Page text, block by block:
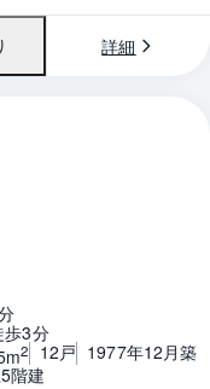
詳細
間取り
歩3分
2 12戸 1977年12月築
階建